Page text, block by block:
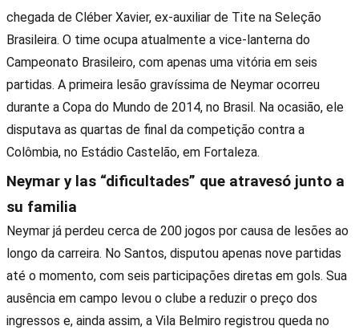
chegada de Cléber Xavier, ex-auxiliar de Tite na Seleção
Brasileira. O time ocupa atualmente a vice-lanterna do
Campeonato Brasileiro, com apenas uma vitória em seis
partidas. A primeira lesão gravíssima de Neymar ocorreu
durante a Copa do Mundo de 2014, no Brasil. Na ocasião, ele
disputava as quartas de final da competição contra a
Colômbia, no Estádio Castelão, em Fortaleza.
Neymar y las “dificultades” que atravesó junto a
su familia
Neymar já perdeu cerca de 200 jogos por causa de lesões ao
longo da carreira. No Santos, disputou apenas nove partidas
até o momento, com seis participações diretas em gols. Sua
ausência em campo levou o clube a reduzir o preço dos
ingressos e, ainda assim, a Vila Belmiro registrou queda no